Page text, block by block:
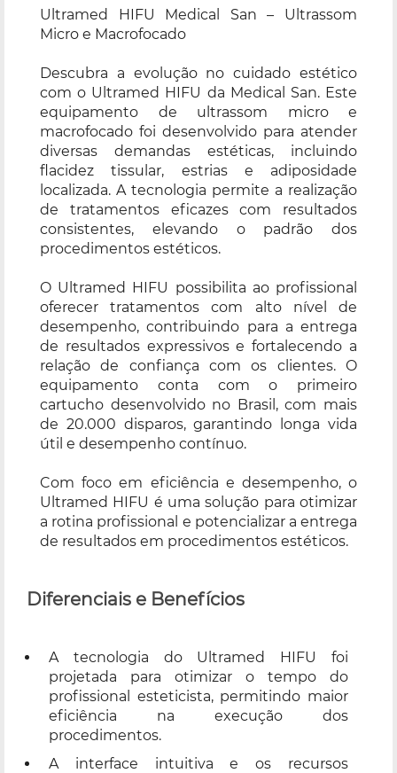
Ultramed HIFU Medical San – Ultrassom
Micro e Macrofocado
Descubra a evolução no cuidado estético
com o Ultramed HIFU da Medical San. Este
equipamento de ultrassom micro e
macrofocado foi desenvolvido para atender
diversas demandas estéticas, incluindo
flacidez tissular, estrias e adiposidade
localizada. A tecnologia permite a realização
de tratamentos eficazes com resultados
consistentes, elevando o padrão dos
procedimentos estéticos.
O Ultramed HIFU possibilita ao profissional
oferecer tratamentos com alto nível de
desempenho, contribuindo para a entrega
de resultados expressivos e fortalecendo a
relação de confiança com os clientes. O
equipamento conta com o primeiro
cartucho desenvolvido no Brasil, com mais
de 20.000 disparos, garantindo longa vida
útil e desempenho contínuo.
Com foco em eficiência e desempenho, o
Ultramed HIFU é uma solução para otimizar
a rotina profissional e potencializar a entrega
de resultados em procedimentos estéticos.
Diferenciais e Benefícios
A tecnologia do Ultramed HIFU foi
projetada para otimizar o tempo do
profissional esteticista, permitindo maior
eficiência na execução dos
procedimentos.
A interface intuitiva e os recursos